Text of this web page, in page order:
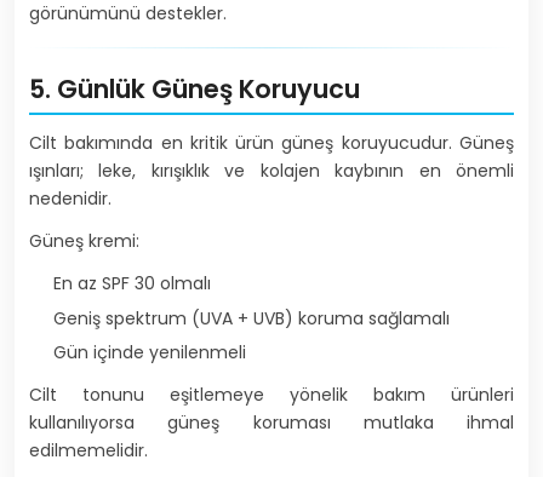
görünümünü destekler.
5. Günlük Güneş Koruyucu
Cilt bakımında en kritik ürün güneş koruyucudur. Güneş
ışınları; leke, kırışıklık ve kolajen kaybının en önemli
nedenidir.
Güneş kremi:
En az SPF 30 olmalı
Geniş spektrum (UVA + UVB) koruma sağlamalı
Gün içinde yenilenmeli
Cilt tonunu eşitlemeye yönelik bakım ürünleri
kullanılıyorsa güneş koruması mutlaka ihmal
edilmemelidir.